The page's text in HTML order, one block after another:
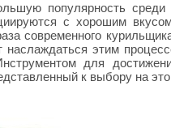
популярность
с хорошим
современного
наслаждаться этим
для
к выбору на